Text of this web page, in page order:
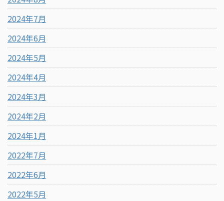
2024年7月
2024年6月
2024年5月
2024年4月
2024年3月
2024年2月
2024年1月
2022年7月
2022年6月
2022年5月